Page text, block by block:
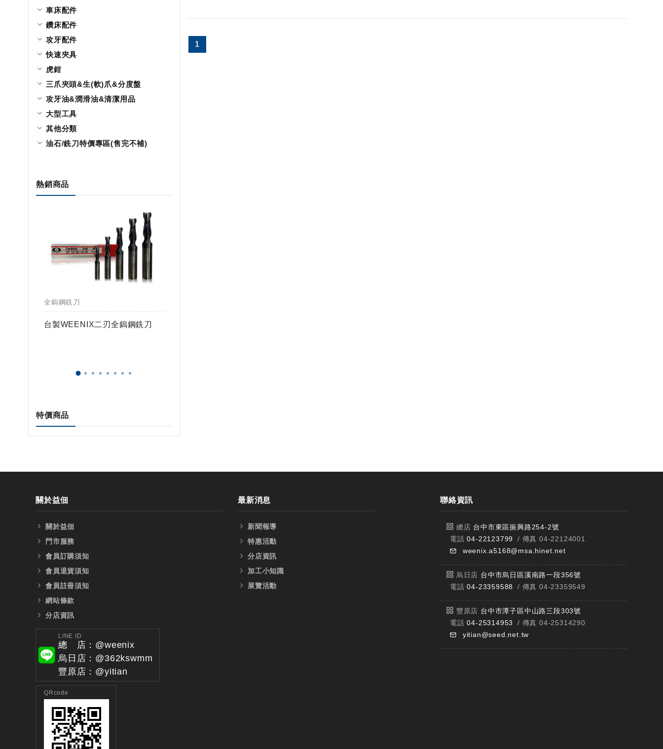
車床配件
鑽床配件
攻牙配件
快速夾具
虎鉗
三爪夾頭&生(軟)爪&分度盤
攻牙油&潤滑油&清潔用品
大型工具
其他分類
油石/銑刀特價專區(售完不補)
熱銷商品
全鎢鋼銑刀
台製WEENIX二刃全鎢鋼銑刀
特價商品
1
關於益佃
關於益佃
門市服務
會員訂購須知
會員退貨須知
會員註冊須知
網站條款
分店資訊
LINE ID
總 店：@weenix
烏日店：@362kswmm
豐原店：@yitian
QRcode
最新消息
新聞報導
特惠活動
分店資訊
加工小知識
展覽活動
聯絡資訊
總店 台中市東區振興路254-2號
電話04-22123799
/ 傳真 04-22124001
weenix.a5168@msa.hinet.net
烏日店 台中市烏日區溪南路一段356號
電話04-23359588 / 傳真 04-23359549
豐原店 台中市潭子區中山路三段303號
電話04-25314953
/ 傳真 04-25314290
yitian@seed.net.tw